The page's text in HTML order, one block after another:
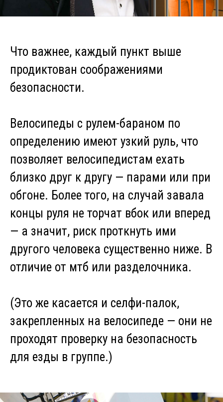
Что важнее, каждый пункт выше
продиктован соображениями
безопасности.
Велосипеды с рулем-бараном по
определению имеют узкий руль, что
позволяет велосипедистам ехать
близко друг к другу — парами или при
обгоне. Более того, на случай завала
концы руля не торчат вбок или вперед
— а значит, риск проткнуть ими
другого человека существенно ниже. В
отличие от мтб или разделочника.
(Это же касается и селфи-палок,
закрепленных на велосипеде — они не
проходят проверку на безопасность
для езды в группе.)